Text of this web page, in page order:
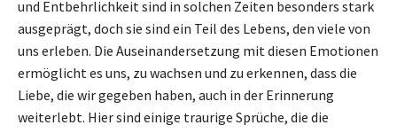
und Entbehrlichkeit sind in solchen Zeiten besonders stark
ausgeprägt, doch sie sind ein Teil des Lebens, den viele von
uns erleben. Die Auseinandersetzung mit diesen Emotionen
ermöglicht es uns, zu wachsen und zu erkennen, dass die
Liebe, die wir gegeben haben, auch in der Erinnerung
weiterlebt. Hier sind einige traurige Sprüche, die die